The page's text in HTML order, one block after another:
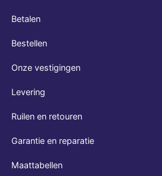
Betalen
Bestellen
Onze vestigingen
Levering
Ruilen en retouren
Garantie en reparatie
Maattabellen